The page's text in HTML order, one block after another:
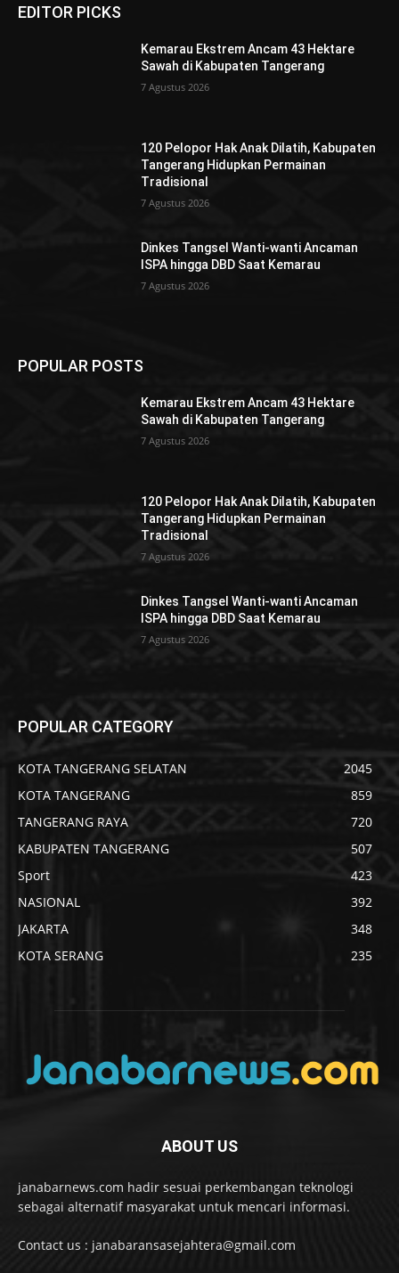
EDITOR PICKS
Kemarau Ekstrem Ancam 43 Hektare
Sawah di Kabupaten Tangerang
7 Agustus 2026
120 Pelopor Hak Anak Dilatih, Kabupaten
Tangerang Hidupkan Permainan
Tradisional
7 Agustus 2026
Dinkes Tangsel Wanti-wanti Ancaman
ISPA hingga DBD Saat Kemarau
7 Agustus 2026
POPULAR POSTS
Kemarau Ekstrem Ancam 43 Hektare
Sawah di Kabupaten Tangerang
7 Agustus 2026
120 Pelopor Hak Anak Dilatih, Kabupaten
Tangerang Hidupkan Permainan
Tradisional
7 Agustus 2026
Dinkes Tangsel Wanti-wanti Ancaman
ISPA hingga DBD Saat Kemarau
7 Agustus 2026
POPULAR CATEGORY
KOTA TANGERANG SELATAN
2045
KOTA TANGERANG
859
TANGERANG RAYA
720
KABUPATEN TANGERANG
507
Sport
423
NASIONAL
392
JAKARTA
348
KOTA SERANG
235
ABOUT US
janabarnews.com hadir sesuai perkembangan teknologi
sebagai alternatif masyarakat untuk mencari informasi.
Contact us : janabaransasejahtera@gmail.com